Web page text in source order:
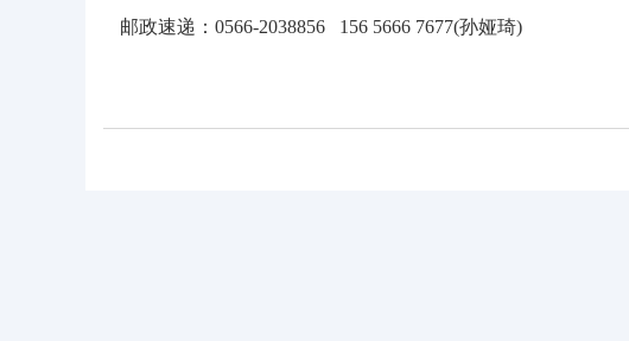
邮政速递：0566-2038856 156 5666 7677(孙娅琦)